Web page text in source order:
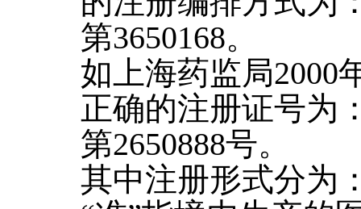
第3650168。
如上海药监局2000
正确的注册证号为
第2650888号。
其中注册形式分为